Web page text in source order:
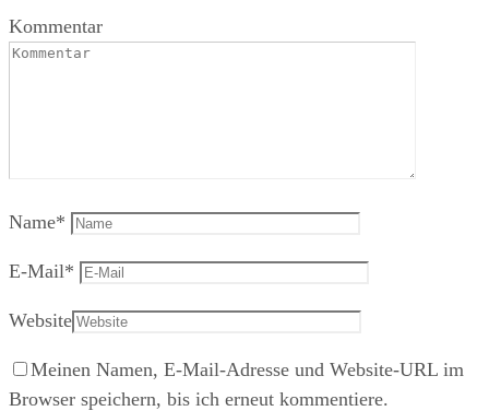
Kommentar
Name*
E-Mail*
Website
Meinen Namen, E-Mail-Adresse und Website-URL im
Browser speichern, bis ich erneut kommentiere.